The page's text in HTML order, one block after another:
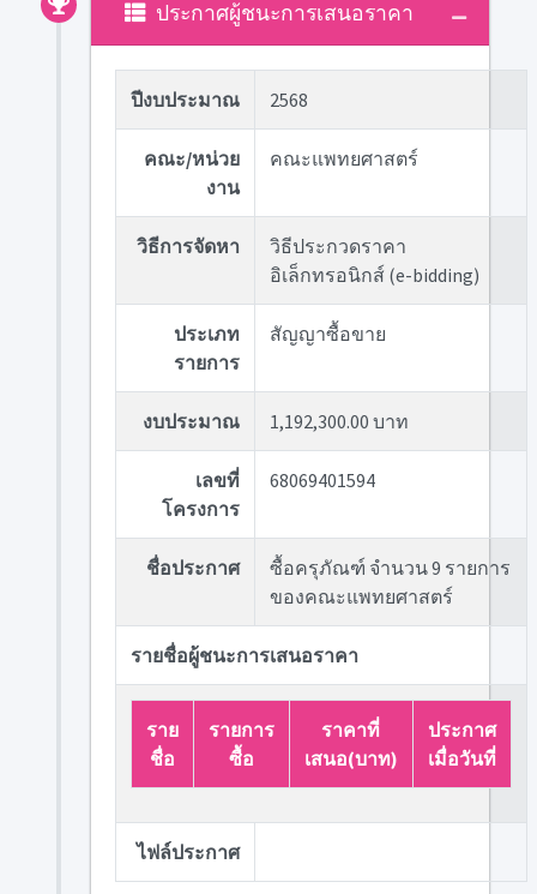
ประกาศผู้ชนะการเสนอราคา
ปีงบประมาณ 2568
คณะ/หน่วย
งาน
คณะแพทยศาสตร์
วิธีการจัดหา
วิธีประกวดราคา
อิเล็กทรอนิกส์ (e-bidding)
ประเภท
รายการ
สัญญาซื้อขาย
งบประมาณ 1,192,300.00 บาท
เลขที่
โครงการ
68069401594
ชื่อประกาศ
ซื้อครุภัณฑ์ จำนวน 9 รายการ
ของคณะแพทยศาสตร์
รายชื่อผู้ชนะการเสนอราคา
ราย
ชื่อ
รายการ
ซื้อ
ราคาที่
เสนอ(บาท)
ประกาศ
เมื่อวันที่
ไฟล์ประกาศ